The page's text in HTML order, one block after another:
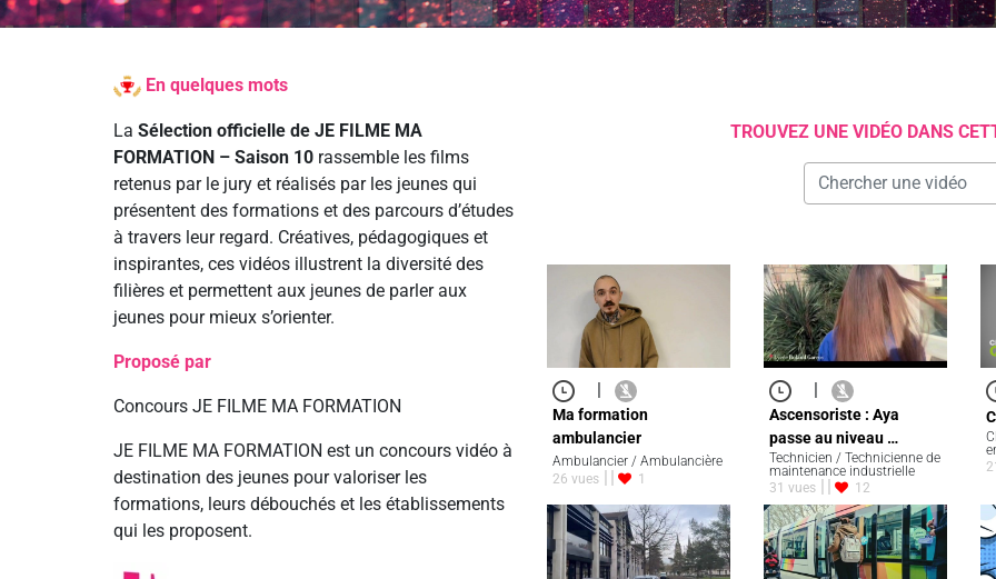
En quelques mots
La Sélection officielle de JE FILME MA
FORMATION – Saison 10 rassemble les films
retenus par le jury et réalisés par les jeunes qui
présentent des formations et des parcours d’études
à travers leur regard. Créatives, pédagogiques et
inspirantes, ces vidéos illustrent la diversité des
filières et permettent aux jeunes de parler aux
jeunes pour mieux s’orienter.
Proposé par
Concours JE FILME MA FORMATION
JE FILME MA FORMATION est un concours vidéo à
destination des jeunes pour valoriser les
formations, leurs débouchés et les établissements
qui les proposent.
TROUVEZ UNE VIDÉO DANS
|
Ma formation
ambulancier
Ambulancier / Ambulancière
26 vues
1
|
Ascensoriste : Aya
passe au niveau …
Technicien / Technicienne de
maintenance industrielle
31 vues
12